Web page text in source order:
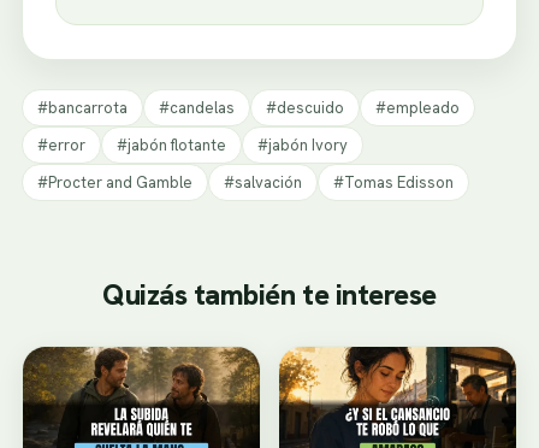
#bancarrota #candelas #descuido
#empleado
#error
#jabón flotante
#jabón Ivory
#Procter and Gamble
#salvación #Tomas Edisson
Quizás también te interese